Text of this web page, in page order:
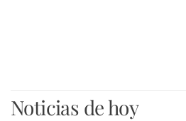
Noticias de hoy